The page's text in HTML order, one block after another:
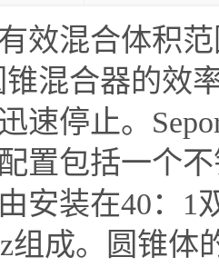
效混合体积
锥混合器的
速停止。
置包括一个
安装在40：1
组成。圆锥